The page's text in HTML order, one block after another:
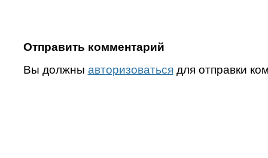
Отправить комментарий
Вы должны авторизоваться для отправки